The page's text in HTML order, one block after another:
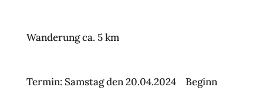
Wanderung ca. 5 km
Termin: Samstag den 20.04.2024 Beginn